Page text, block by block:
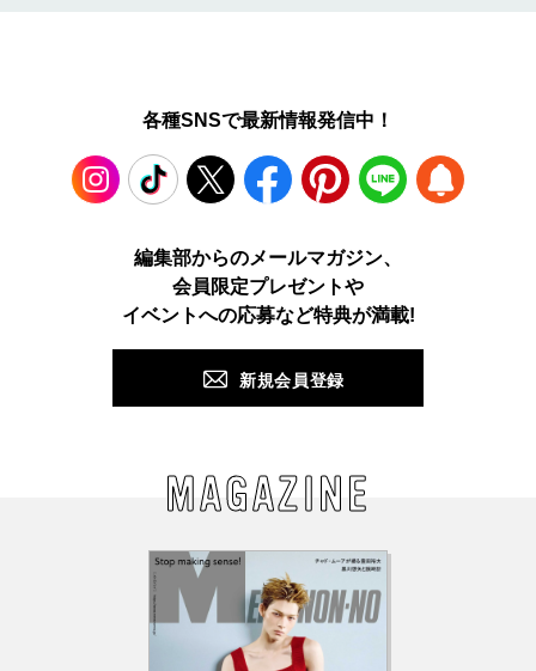
各種SNSで最新情報発信中！
TikTok X Facebook Pinterest LINE
編集部からのメールマガジン、
会員限定プレゼントや
イベントへの応募など特典が満載!
新規会員登録
MAGAZINE